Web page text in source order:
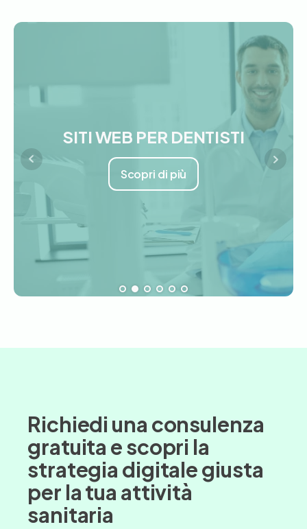
SITI WEB PER DENTISTI
Scopri di più
MARKETING PER MEDICI
Scopri di più
Richiedi una consulenza
gratuita e scopri la
strategia digitale giusta
per la tua attività
sanitaria